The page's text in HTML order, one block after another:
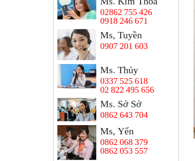
02862 755 426
0918 246 671
Ms, Tuyền
0907 201 603
Ms. Thủy
0337 525 618
02 822 495 656
Ms. Sở Sở
0862 643 704
Ms, Yến
0862 068 379
0862 053 557